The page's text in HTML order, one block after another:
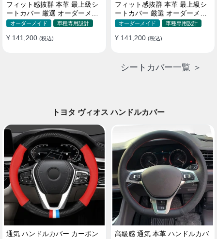
フィット感抜群 本革 最上級シ
ートカバー 厳選 オーダーメイ
ド 防水 雰囲気 全席セット
オーダーメイド 車種専用設計
¥ 141,200 (税込)
フィット感抜群 本革 最上級シ
ートカバー 厳選 オーダーメイ
ド 防水 雰囲気 全席セット
オーダーメイド 車種専用設計
¥ 141,200 (税込)
シートカバー一覧 ＞
トヨタ ヴィオス ハンドルカバー
通気 ハンドルカバー カーボン
高級感 通気 本革 ハンドルカバ